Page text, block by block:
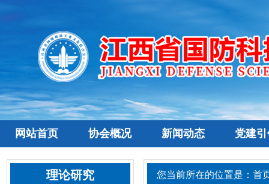
网站首页 协会概况 新闻动态 党建
理论研究 您当前所在的位置是： 首